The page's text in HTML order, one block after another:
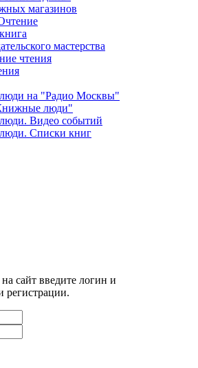
магазинов
мастерства
чтения
на "Радио Москвы"
люди"
Видео событий
Списки книг
сайт введите логин и
регистрации.